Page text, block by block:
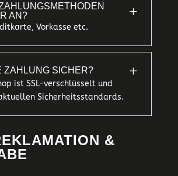
AN?
L
Vorkasse etc.
ZAHLUNG SICHER? L
ist SSL-verschlüsselt und
Sicherheitsstandards.
&